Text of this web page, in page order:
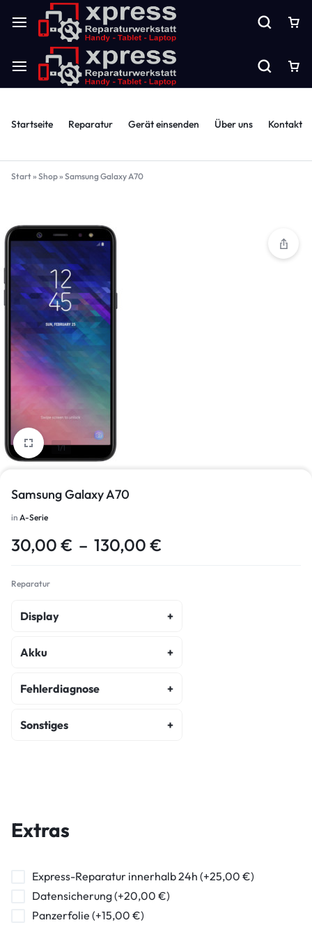
Startseite Reparatur Gerät einsenden Über uns Kontakt
Start» Shop» Samsung Galaxy A70
1/1
Samsung Galaxy A70
in A-Serie
30,00 € – 130,00 €
Reparatur
Display
Display Reparatur
Akku
Akku Austausch
Fehlerdiagnose
Fehlerdiagnose
Sonstiges
Powerbutton Reparatur
Ladebuchse Raparatur
Extras
Express-Reparatur innerhalb 24h (+25,00 €)
Datensicherung (+20,00 €)
Panzerfolie (+15,00 €)